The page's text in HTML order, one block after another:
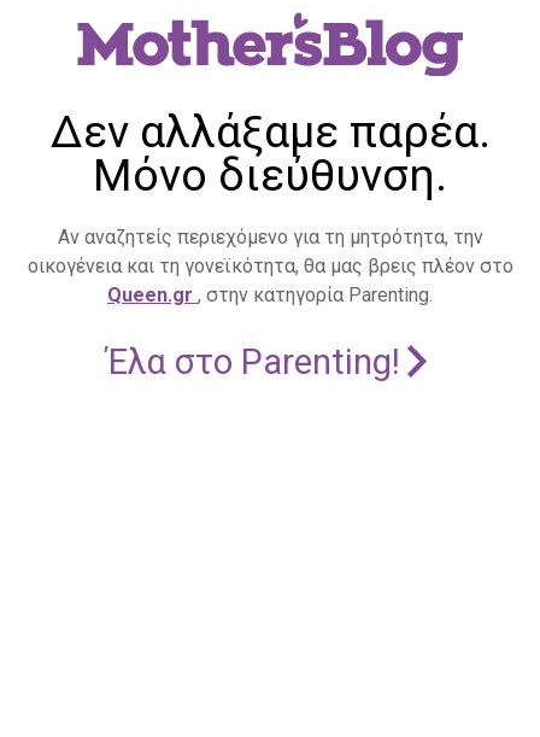
Δεν αλλάξαμε παρέα.
Μόνο διεύθυνση.
Αν αναζητείς περιεχόμενο για τη μητρότητα, την
οικογένεια και τη γονεϊκότητα, θα μας βρεις πλέον στο
Queen.gr , στην κατηγορία Parenting.
Έλα στο Parenting!